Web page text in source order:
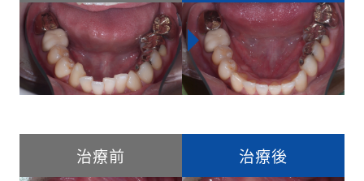
治療前 治療後